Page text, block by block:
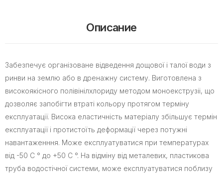
Описание
Забезпечує організоване відведення дощової і талої води з
ринви на землю або в дренажну систему. Виготовлена з
високоякісного полівінілхлориду методом моноекструзіі, що
дозволяє запобігти втраті кольору протягом терміну
експлуатації. Висока еластичність матеріалу збільшує термін
експлуатації і протистоїть деформації через потужні
навантаженння. Може експлуатуватися при температурах
від -50 С ° до +50 С °. На відміну від металевих, пластикова
труба водостічної системи, може експлуатуватися поблизу